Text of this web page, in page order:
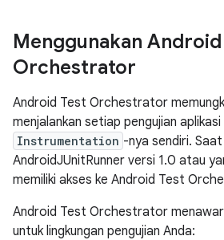
Menggunakan
Orchestrator
Android Test Orchestrator
menjalankan setiap pengujian
Instrumentation -nya sendiri.
AndroidJUnitRunner versi 1.0 atau
memiliki akses ke Android Test
Android Test Orchestrator
untuk lingkungan pengujian Anda: